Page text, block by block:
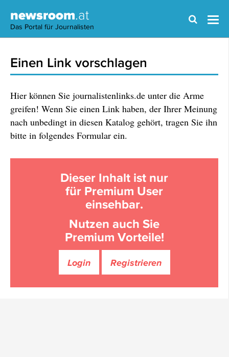
newsroom.at
Das Portal für Journalisten
Einen Link vorschlagen
Hier können Sie journalistenlinks.de unter die Arme
greifen! Wenn Sie einen Link haben, der Ihrer Meinung
nach unbedingt in diesen Katalog gehört, tragen Sie ihn
bitte in folgendes Formular ein.
Dieser Inhalt ist nur
für Premium User
einsehbar.
Nutzen auch Sie
Premium Vorteile!
Login Registrieren